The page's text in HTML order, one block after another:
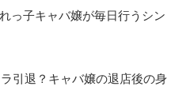
っ子キャバ嬢が毎日行うシン
引退？キャバ嬢の退店後の身